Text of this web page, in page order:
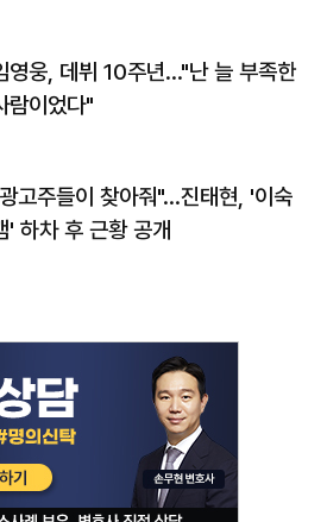
영웅, 데뷔 10주년…"난 늘 부족한
람이었다"
고주들이 찾아줘"…진태현, '이숙
' 하차 후 근황 공개